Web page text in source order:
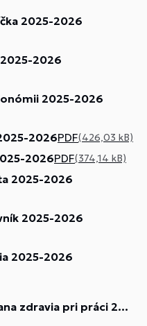
2025-2026
2026
2025-2026
2026PDF(426,03 kB)
2026PDF(374,14 kB)
2025-2026
2025-2026
2025-2026
3965 M bezpečnosť a ochrana zdravia pri práci 2025-2026